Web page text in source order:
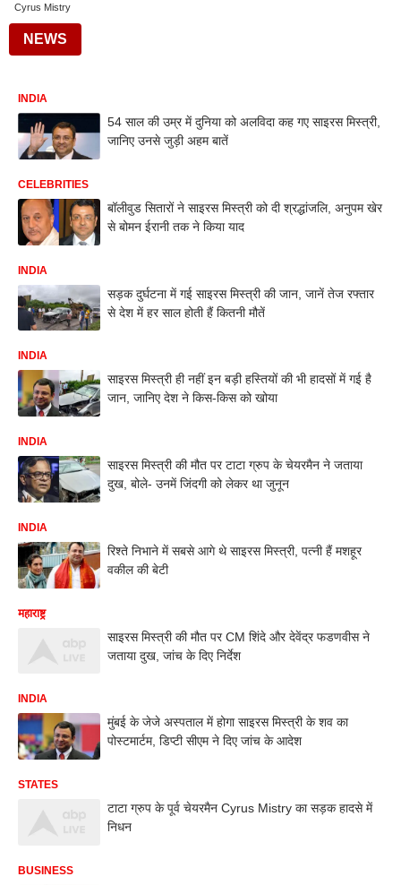
Cyrus Mistry
NEWS
INDIA
54 साल की उम्र में दुनिया को अलविदा कह गए साइरस मिस्त्री,
जानिए उनसे जुड़ी अहम बातें
CELEBRITIES
बॉलीवुड सितारों ने साइरस मिस्त्री को दी श्रद्धांजलि, अनुपम खेर
से बोमन ईरानी तक ने किया याद
INDIA
सड़क दुर्घटना में गई साइरस मिस्त्री की जान, जानें तेज रफ्तार
से देश में हर साल होती हैं कितनी मौतें
INDIA
साइरस मिस्त्री ही नहीं इन बड़ी हस्तियों की भी हादसों में गई है
जान, जानिए देश ने किस-किस को खोया
INDIA
साइरस मिस्त्री की मौत पर टाटा ग्रुप के चेयरमैन ने जताया
दुख, बोले- उनमें जिंदगी को लेकर था जुनून
INDIA
रिश्ते निभाने में सबसे आगे थे साइरस मिस्त्री, पत्नी हैं मशहूर
वकील की बेटी
महाराष्ट्र
साइरस मिस्त्री की मौत पर CM शिंदे और देवेंद्र फडणवीस ने
जताया दुख, जांच के दिए निर्देश
INDIA
मुंबई के जेजे अस्पताल में होगा साइरस मिस्त्री के शव का
पोस्टमार्टम, डिप्टी सीएम ने दिए जांच के आदेश
STATES
टाटा ग्रुप के पूर्व चेयरमैन Cyrus Mistry का सड़क हादसे में
निधन
BUSINESS